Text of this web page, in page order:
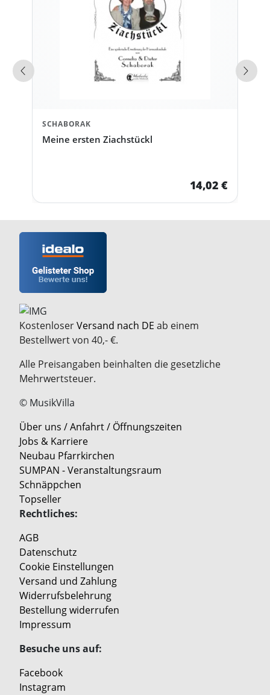
SCHABORAK
Meine ersten Ziachstückl
14,02 €
Vorherige Produkte
KostenloserVersand nach DE ab einem
Bestellwert von 40,- €.
Alle Preisangaben beinhalten die gesetzliche
Mehrwertsteuer.
© MusikVilla
Über uns / Anfahrt / Öffnungszeiten
Jobs & Karriere
Neubau Pfarrkirchen
SUMPAN - Veranstaltungsraum
Schnäppchen
Topseller
Rechtliches:
AGB
Datenschutz
Cookie Einstellungen
Versand und Zahlung
Widerrufsbelehrung
Bestellung widerrufen
Impressum
Besuche uns auf:
Facebook
Instagram